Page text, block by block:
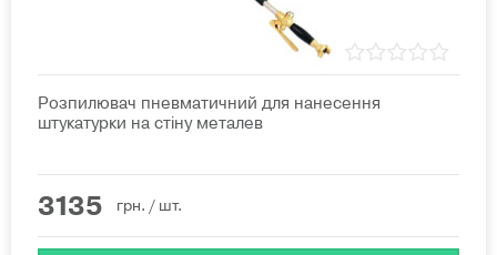
Розпилювач пневматичний для нанесення
штукатурки на стіну металев
3135 грн. / шт.